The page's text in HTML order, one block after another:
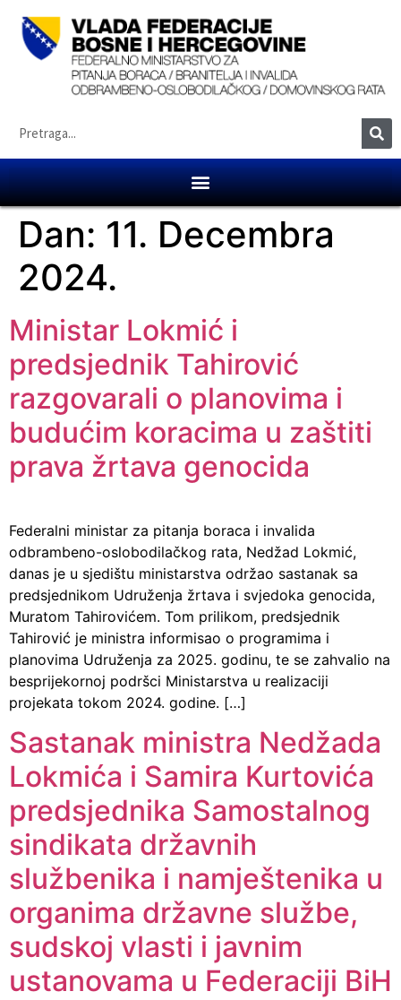
Dan: 11. Decembra
2024.
Ministar Lokmić i
predsjednik Tahirović
razgovarali o planovima i
budućim koracima u zaštiti
prava žrtava genocida
Federalni ministar za pitanja boraca i invalida
odbrambeno-oslobodilačkog rata, Nedžad Lokmić,
danas je u sjedištu ministarstva održao sastanak sa
predsjednikom Udruženja žrtava i svjedoka genocida,
Muratom Tahirovićem. Tom prilikom, predsjednik
Tahirović je ministra informisao o programima i
planovima Udruženja za 2025. godinu, te se zahvalio na
besprijekornoj podršci Ministarstva u realizaciji
projekata tokom 2024. godine. […]
Sastanak ministra Nedžada
Lokmića i Samira Kurtovića
predsjednika Samostalnog
sindikata državnih
službenika i namještenika u
organima državne službe,
sudskoj vlasti i javnim
ustanovama u Federaciji BiH